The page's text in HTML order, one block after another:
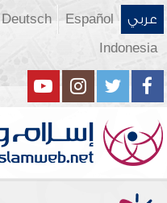
عربي Español
Deutsch
Indonesia